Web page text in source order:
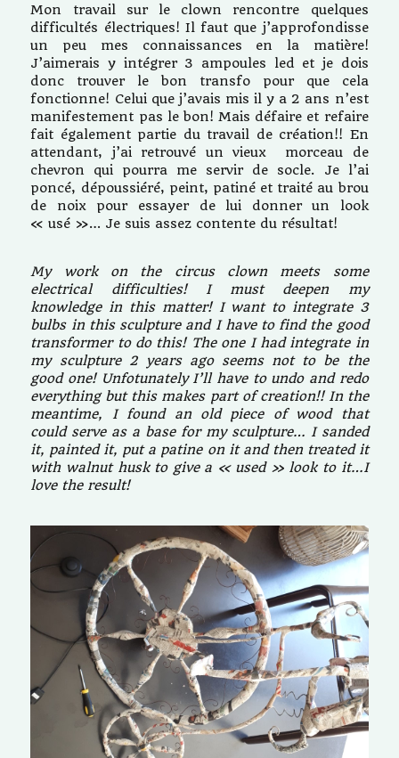
Mon travail sur le clown rencontre quelques
difficultés électriques! Il faut que j’approfondisse
un peu mes connaissances en la matière!
J’aimerais y intégrer 3 ampoules led et je dois
donc trouver le bon transfo pour que cela
fonctionne! Celui que j’avais mis il y a 2 ans n’est
manifestement pas le bon! Mais défaire et refaire
fait également partie du travail de création!! En
attendant, j’ai retrouvé un vieux morceau de
chevron qui pourra me servir de socle. Je l’ai
poncé, dépoussiéré, peint, patiné et traité au brou
de noix pour essayer de lui donner un look
« usé »… Je suis assez contente du résultat!
My work on the circus clown meets some
electrical difficulties! I must deepen my
knowledge in this matter! I want to integrate 3
bulbs in this sculpture and I have to find the good
transformer to do this! The one I had integrate in
my sculpture 2 years ago seems not to be the
good one! Unfotunately I’ll have to undo and redo
everything but this makes part of creation!! In the
meantime, I found an old piece of wood that
could serve as a base for my sculpture… I sanded
it, painted it, put a patine on it and then treated it
with walnut husk to give a « used » look to it…I
love the result!